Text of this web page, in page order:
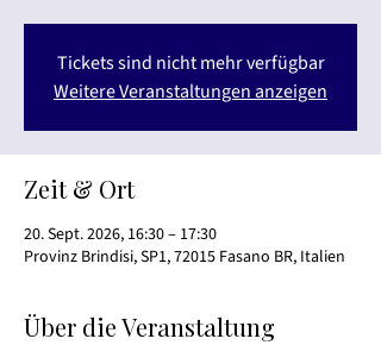
Tickets sind nicht mehr verfügbar
Weitere Veranstaltungen anzeigen
Zeit & Ort
20. Sept. 2026, 16:30 – 17:30
Provinz Brindisi, SP1, 72015 Fasano BR, Italien
Über die Veranstaltung